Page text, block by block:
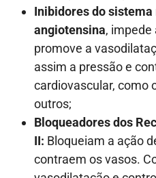
Inibidores do sistema
angiotensina, impede
promove a
assim a pressão e
cardiovascular, como
outros;
Bloqueadores dos
II: Bloqueiam a ação
contraem os vasos.